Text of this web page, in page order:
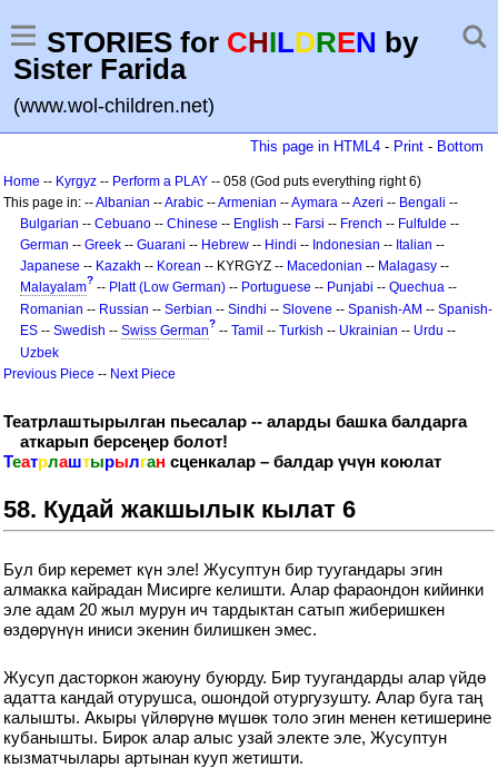
STORIES for CHILDREN by
Sister Farida
(www.wol-children.net)
This page in HTML4 - Print - Bottom
Home -- Kyrgyz -- Perform a PLAY -- 058 (God puts everything right 6)
This page in: --Albanian --Arabic --Armenian --Aymara --Azeri -- Bengali --
Bulgarian -- Cebuano -- Chinese -- English -- Farsi -- French -- Fulfulde --
German -- Greek -- Guarani -- Hebrew -- Hindi -- Indonesian -- Italian --
Japanese -- Kazakh -- Korean -- KYRGYZ -- Macedonian -- Malagasy --
Malayalam? -- Platt (Low German) -- Portuguese -- Punjabi -- Quechua --
Romanian -- Russian -- Serbian -- Sindhi -- Slovene -- Spanish-AM -- Spanish-
ES -- Swedish -- Swiss German? -- Tamil -- Turkish -- Ukrainian -- Urdu --
Uzbek
Previous Piece -- Next Piece
Театрлаштырылган пьесалар -- аларды башка балдарга
аткарып берсеңер болот!
Театрлаштырылган сценкалар – балдар үчүн коюлат
58. Кудай жакшылык кылат 6
Бул бир керемет күн эле! Жусуптун бир туугандары эгин
алмакка кайрадан Мисирге келишти. Алар фараондон кийинки
эле адам 20 жыл мурун ич тардыктан сатып жиберишкен
өздөрүнүн иниси экенин билишкен эмес.
Жусуп дасторкон жаюуну буюрду. Бир туугандарды алар үйдө
адатта кандай отурушса, ошондой отургузушту. Алар буга таң
калышты. Акыры үйлөрүнө мүшөк толо эгин менен кетишерине
кубанышты. Бирок алар алыс узай электе эле, Жусуптун
кызматчылары артынан кууп жетишти.